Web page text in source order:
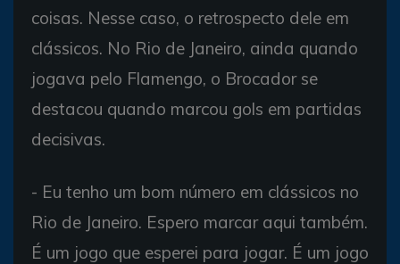
coisas. Nesse caso, o retrospecto dele em
clássicos. No Rio de Janeiro, ainda quando
jogava pelo Flamengo, o Brocador se
destacou quando marcou gols em partidas
decisivas.
- Eu tenho um bom número em clássicos no
Rio de Janeiro. Espero marcar aqui também.
É um jogo que esperei para jogar. É um jogo